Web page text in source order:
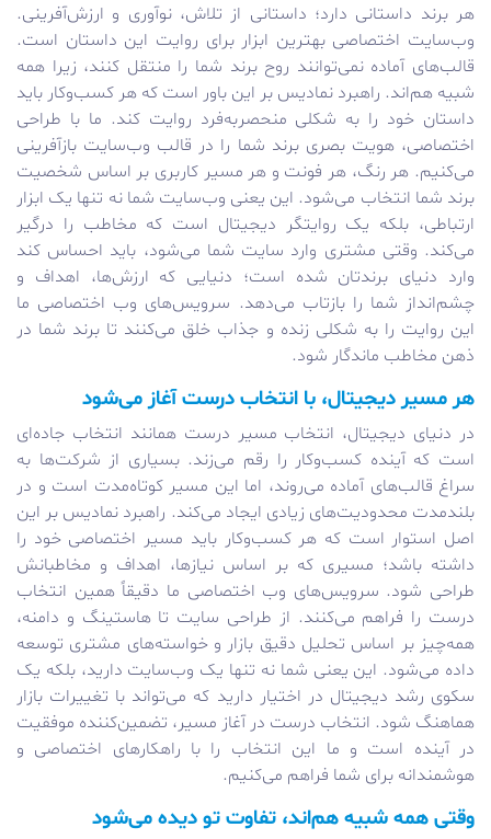
هر برند داستانی دارد؛ داستانی از تلاش، نوآوری و ارزش‌آفرینی.
وب‌سایت اختصاصی بهترین ابزار برای روایت این داستان است.
قالب‌های آماده نمی‌توانند روح برند شما را منتقل کنند، زیرا همه
شبیه هم‌اند. راهبرد نمادیس بر این باور است که هر کسب‌وکار باید
داستان خود را به شکلی منحصربه‌فرد روایت کند. ما با طراحی
اختصاصی، هویت بصری برند شما را در قالب وب‌سایت بازآفرینی
می‌کنیم. هر رنگ، هر فونت و هر مسیر کاربری بر اساس شخصیت
برند شما انتخاب می‌شود. این یعنی وب‌سایت شما نه تنها یک ابزار
ارتباطی، بلکه یک روایتگر دیجیتال است که مخاطب را درگیر
می‌کند. وقتی مشتری وارد سایت شما می‌شود، باید احساس کند
وارد دنیای برندتان شده است؛ دنیایی که ارزش‌ها، اهداف و
چشم‌انداز شما را بازتاب می‌دهد. سرویس‌های وب اختصاصی ما
این روایت را به شکلی زنده و جذاب خلق می‌کنند تا برند شما در
ذهن مخاطب ماندگار شود.
هر مسیر دیجیتال، با انتخاب درست آغاز می‌شود
در دنیای دیجیتال، انتخاب مسیر درست همانند انتخاب جاده‌ای
است که آینده کسب‌وکار را رقم می‌زند. بسیاری از شرکت‌ها به
سراغ قالب‌های آماده می‌روند، اما این مسیر کوتاه‌مدت است و در
بلندمدت محدودیت‌های زیادی ایجاد می‌کند. راهبرد نمادیس بر این
اصل استوار است که هر کسب‌وکار باید مسیر اختصاصی خود را
داشته باشد؛ مسیری که بر اساس نیازها، اهداف و مخاطبانش
طراحی شود. سرویس‌های وب اختصاصی ما دقیقاً همین انتخاب
درست را فراهم می‌کنند. از طراحی سایت تا هاستینگ و دامنه،
همه‌چیز بر اساس تحلیل دقیق بازار و خواسته‌های مشتری توسعه
داده می‌شود. این یعنی شما نه تنها یک وب‌سایت دارید، بلکه یک
سکوی رشد دیجیتال در اختیار دارید که می‌تواند با تغییرات بازار
هماهنگ شود. انتخاب درست در آغاز مسیر، تضمین‌کننده موفقیت
در آینده است و ما این انتخاب را با راهکارهای اختصاصی و
هوشمندانه برای شما فراهم می‌کنیم.
وقتی همه شبیه هم‌اند، تفاوت تو دیده می‌شود